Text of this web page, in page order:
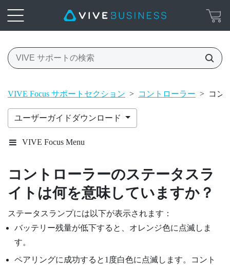
VIVE Focus サポートセクション > コントローラー > コン
ユーザーガイドダウンロード
VIVE Focus Menu
コントローラーのステータスラ
イトは何を意味していますか？
ステータスランプには以下が表示されます：
バッテリー残量が低下すると、オレンジ色に点滅しま
す。
ペアリングに成功すると1度白色に点滅します。コント